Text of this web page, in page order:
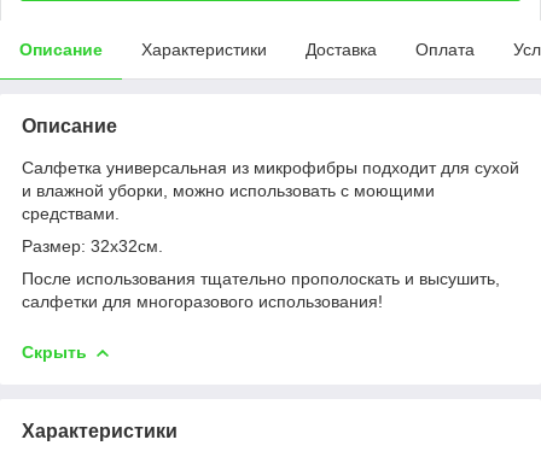
Описание Характеристики Доставка Оплата
Описание
Салфетка универсальная из микрофибры подходит для сухой
и влажной уборки, можно использовать с моющими
средствами.
Размер: 32х32см.
После использования тщательно прополоскать и высушить,
салфетки для многоразового использования!
Скрыть
Характеристики